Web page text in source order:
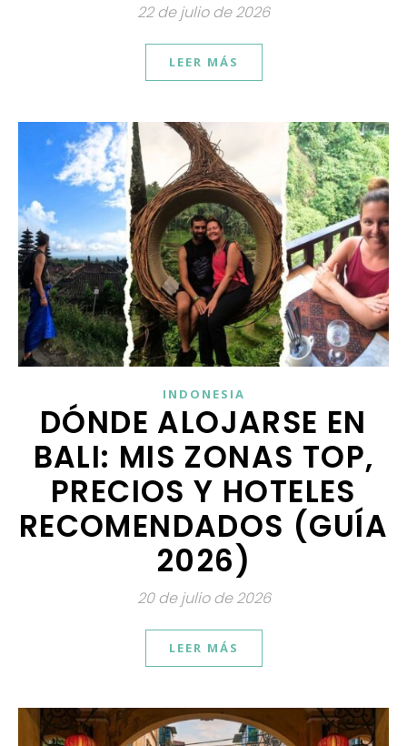
22 de julio de 2026
LEER MÁS
INDONESIA
DÓNDE ALOJARSE EN
BALI: MIS ZONAS TOP,
PRECIOS Y HOTELES
RECOMENDADOS (GUÍA
2026)
20 de julio de 2026
LEER MÁS